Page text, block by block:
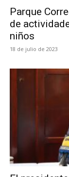
Parque
de
niños
18 de julio de 2023